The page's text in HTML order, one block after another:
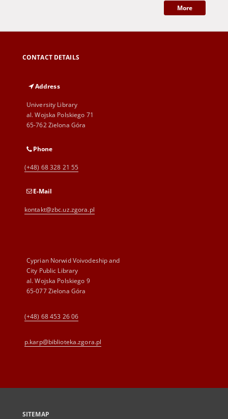
More
CONTACT DETAILS
Address
University Library
al. Wojska Polskiego 71
65-762 Zielona Góra
Phone
(+48) 68 328 21 55
E-Mail
kontakt@zbc.uz.zgora.pl
Cyprian Norwid Voivodeship and
City Public Library
al. Wojska Polskiego 9
65-077 Zielona Góra
(+48) 68 453 26 06
p.karp@biblioteka.zgora.pl
SITEMAP